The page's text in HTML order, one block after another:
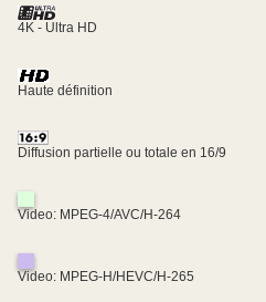
4K - Ultra HD
Haute définition
Diffusion partielle ou totale en 16/9
Video: MPEG-4/AVC/H-264
Video: MPEG-H/HEVC/H-265